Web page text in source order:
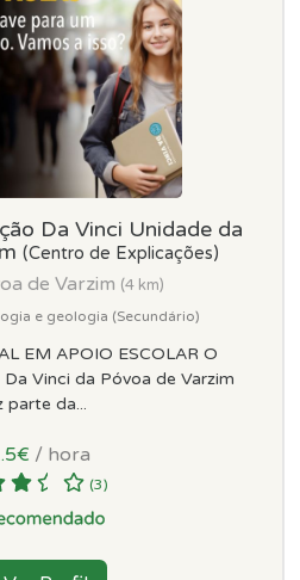
Da Vinci Unidade da
(Centro de Explicações)
de Varzim (4 km)
e geologia (Secundário)
EM APOIO ESCOLAR O
Vinci da Póvoa de Varzim
parte da...
/ hora
(3)